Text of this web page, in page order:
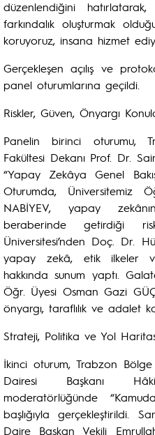
düzenlendiğini
farkındalık oluşturmak
koruyoruz, insana hizmet
Gerçekleşen açılış ve
panel oturumlarına geçildi.
Riskler, Güven, Önyargı
Panelin birinci oturumu,
Fakültesi Dekanı Prof. Dr.
“Yapay Zekâya Genel
Oturumda, Üniversitemiz
NABİYEV, yapay
beraberinde getirdiği
Üniversitesi’nden Doç. Dr.
yapay zekâ, etik ilkeler
hakkında sunum yaptı.
Öğr. Üyesi Osman Gazi
önyargı, taraflılık ve adalet
Strateji, Politika ve Yol
İkinci oturum, Trabzon
Dairesi Başkanı
moderatörlüğünde
başlığıyla gerçekleştirildi.
Daire Başkan Vekili